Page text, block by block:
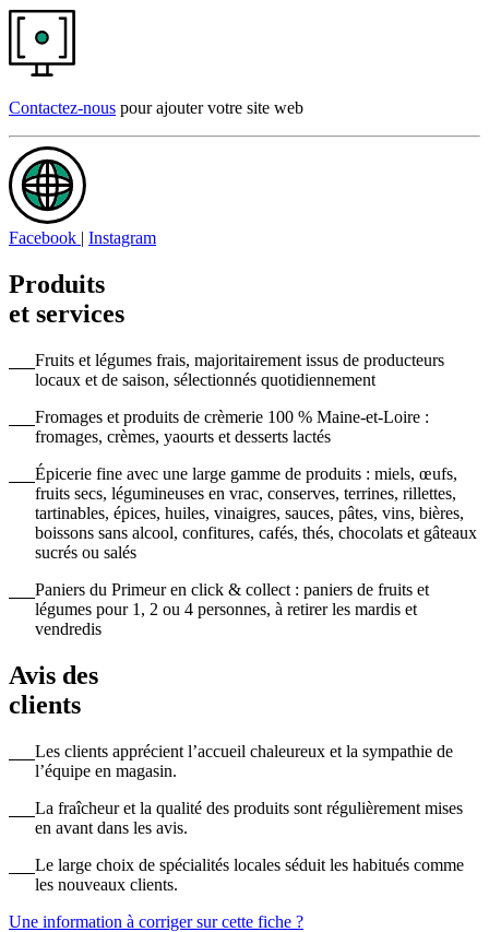
Contactez-nous pour ajouter votre site web
Facebook | Instagram
Produits
et services
Fruits et légumes frais, majoritairement issus de producteurs
locaux et de saison, sélectionnés quotidiennement
Fromages et produits de crèmerie 100 % Maine-et-Loire :
fromages, crèmes, yaourts et desserts lactés
Épicerie fine avec une large gamme de produits : miels, œufs,
fruits secs, légumineuses en vrac, conserves, terrines, rillettes,
tartinables, épices, huiles, vinaigres, sauces, pâtes, vins, bières,
boissons sans alcool, confitures, cafés, thés, chocolats et gâteaux
sucrés ou salés
Paniers du Primeur en click & collect : paniers de fruits et
légumes pour 1, 2 ou 4 personnes, à retirer les mardis et
vendredis
Avis des
clients
Les clients apprécient l’accueil chaleureux et la sympathie de
l’équipe en magasin.
La fraîcheur et la qualité des produits sont régulièrement mises
en avant dans les avis.
Le large choix de spécialités locales séduit les habitués comme
les nouveaux clients.
Une information à corriger sur cette fiche ?